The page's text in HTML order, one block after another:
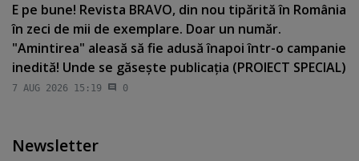
E pe bune! Revista BRAVO, din nou tipărită în România
în zeci de mii de exemplare. Doar un număr.
"Amintirea" aleasă să fie adusă înapoi într-o campanie
inedită! Unde se găseşte publicaţia (PROIECT SPECIAL)
7 AUG 2026 15:19 0
Newsletter